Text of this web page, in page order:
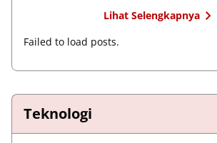
Lihat Selengkapnya
Failed to load posts.
Teknologi